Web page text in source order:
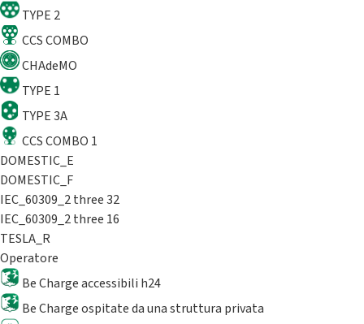
TYPE 2
CCS COMBO
CHAdeMO
TYPE 1
TYPE 3A
CCS COMBO 1
DOMESTIC_E
DOMESTIC_F
IEC_60309_2 three 32
IEC_60309_2 three 16
TESLA_R
Operatore
Be Charge accessibili h24
Be Charge ospitate da una struttura privata